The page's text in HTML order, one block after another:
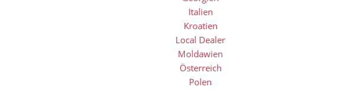
Italien
Kroatien
Local Dealer
Moldawien
Österreich
Polen